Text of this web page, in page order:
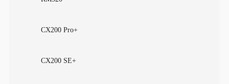
CX200 Pro+
CX200 SE+